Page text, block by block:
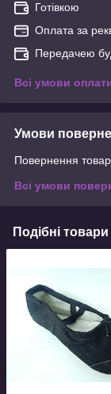
Готівкою
Оплата за
Передачею
Всі умови
Умови
Повернення
Всі умови
Подібні товари